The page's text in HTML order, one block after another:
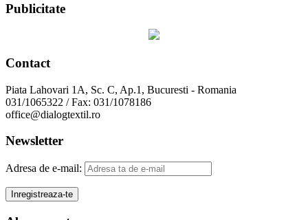
Publicitate
Contact
Piata Lahovari 1A, Sc. C, Ap.1, Bucuresti - Romania
031/1065322 / Fax: 031/1078186
office@dialogtextil.ro
Newsletter
Adresa de e-mail: